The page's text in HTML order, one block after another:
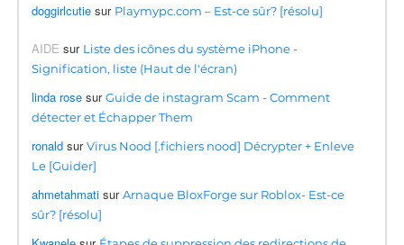
doggirlcutie sur Playmypc.com – Est-ce sûr? [résolu]
AIDE sur Liste des icônes du système iPhone -
Signification, liste (Haut de l'écran)
linda rose surGuide de instagram Scam - Comment
détecter et Échapper Them
ronald surVirus Nood [.fichiers nood] Décrypter + Enleve
Le [Guider]
ahmetahmati surArnaque BloxForge sur Roblox- Est-ce
sûr? [résolu]